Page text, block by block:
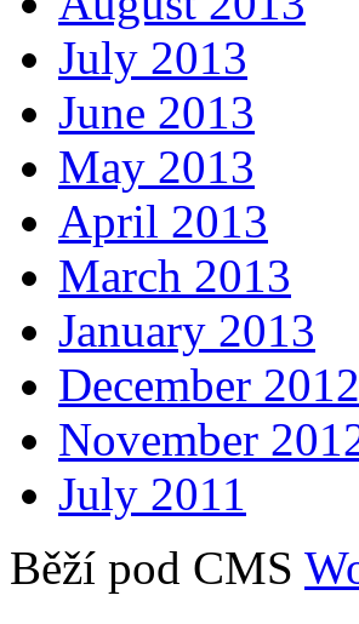
July 2013
June 2013
May 2013
April 2013
March 2013
January 2013
December 2012
November
July 2011
Běží pod CMS